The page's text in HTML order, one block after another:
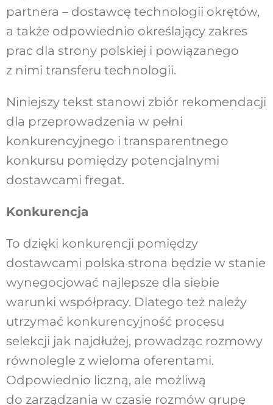
partnera – dostawcę technologii okrętów,
a także odpowiednio określający zakres
prac dla strony polskiej i powiązanego
z nimi transferu technologii.
Niniejszy tekst stanowi zbiór rekomendacji
dla przeprowadzenia w pełni
konkurencyjnego i transparentnego
konkursu pomiędzy potencjalnymi
dostawcami fregat.
Konkurencja
To dzięki konkurencji pomiędzy
dostawcami polska strona będzie w stanie
wynegocjować najlepsze dla siebie
warunki współpracy. Dlatego też należy
utrzymać konkurencyjność procesu
selekcji jak najdłużej, prowadząc rozmowy
równolegle z wieloma oferentami.
Odpowiednio liczną, ale możliwą
do zarządzania w czasie rozmów grupę